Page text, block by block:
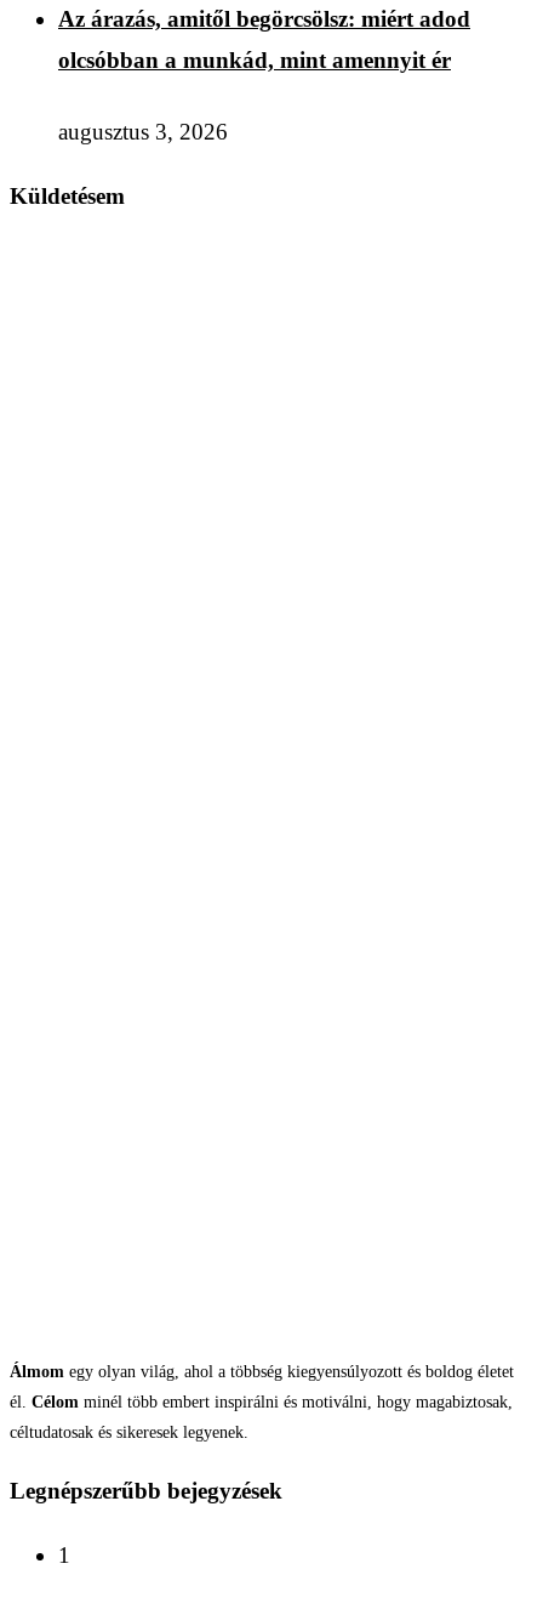
Az árazás, amitől begörcsölsz: miért adod
olcsóbban a munkád, mint amennyit ér
augusztus 3, 2026
Küldetésem
Álmom egy olyan világ, ahol a többség kiegyensúlyozott és boldog életet
él. Célom minél több embert inspirálni és motiválni, hogy magabiztosak,
céltudatosak és sikeresek legyenek.
Legnépszerűbb bejegyzések
1